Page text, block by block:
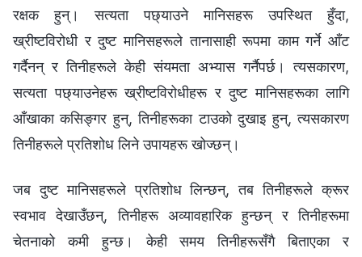
रक्षक हुन्। सत्यता पछ्याउने मानिसहरू उपस्थित हुँदा,
ख्रीष्टविरोधी र दुष्ट मानिसहरूले तानासाही रूपमा काम गर्ने आँट
गर्दैनन् र तिनीहरूले केही संयमता अभ्यास गर्नैपर्छ। त्यसकारण,
सत्यता पछ्याउनेहरू ख्रीष्टविरोधीहरू र दुष्ट मानिसहरूका लागि
आँखाका कसिङ्गर हुन्, तिनीहरूका टाउको दुखाइ हुन्, त्यसकारण
तिनीहरूले प्रतिशोध लिने उपायहरू खोज्छन्।
जब दुष्ट मानिसहरूले प्रतिशोध लिन्छन्, तब तिनीहरूले क्रूर
स्वभाव देखाउँछन्, तिनीहरू अव्यावहारिक हुन्छन् र तिनीहरूमा
चेतनाको कमी हुन्छ। केही समय तिनीहरूसँगै बिताएका र